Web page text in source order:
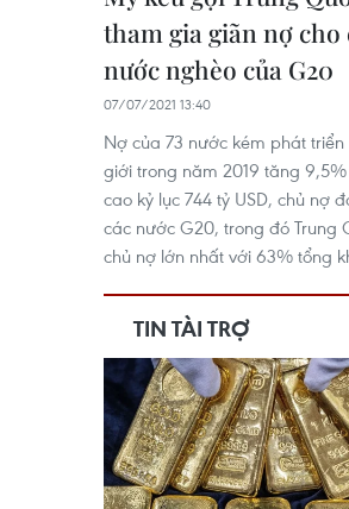
tham gia giãn nợ cho
nước nghèo của G20
07/07/2021 13:40
Nợ của 73 nước kém phát
giới trong năm 2019 tăng
cao kỷ lục 744 tỷ USD, chủ nợ
các nước G20, trong đó Trung
chủ nợ lớn nhất với 63% tổng